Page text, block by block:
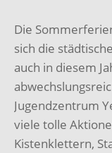
Die
sich die
auch in diesem
Jugendzentrum
viele tolle
Kistenklettern,